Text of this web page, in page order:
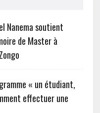
Nanema soutient
de Master à
« un étudiant,
effectuer une